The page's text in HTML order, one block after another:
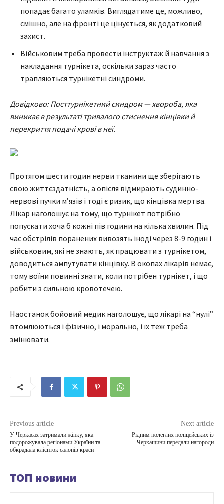
попадає багато уламків. Виглядатиме це, можливо,
смішно, але на фронті це цінується, як додатковий
захист.
Військовим треба провести інструктаж й навчання з
накладання турнікета, оскільки зараз часто
трапляються турнікетні синдроми.
Довідково: Посттурнікетний синдром — хвороба, яка
виникає в результаті тривалого стиснення кінцівки й
перекриття подачі крові в неї.
Протягом шести годин нерви тканини ще зберігають
свою життєздатність, а опісля відмирають судинно-
нервові пучки мʼязів і тоді є ризик, що кінцівка мертва.
Лікар наголошує на тому, що турнікет потрібно
попускати хоча б кожні пів години на кілька хвилин. Під
час обстрілів поранених вивозять іноді через 8-9 годин і
військовим, які не знають, як працювати з турнікетом,
доводиться ампутувати кінцівку. В окопах лікарів немає,
тому воїни повинні знати, коли потрібен турнікет, і що
робити з сильною кровотечею.
Наостанок бойовий медик наголошує, що лікарі на “нулі”
втомлюються і фізично, і морально, і їх теж треба
змінювати.
Previous article
У Черкасах затримали жінку, яка
подорожувала регіонами України та
обкрадала клієнток салонів краси
Next article
Рідним полеглих поліцейських із
Черкащини передали нагороди
ТОП новини